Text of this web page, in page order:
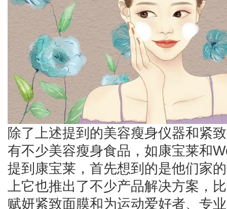
除了上述提到的美容瘦身仪器和紧
有不少美容瘦身食品，如康宝莱和
提到康宝莱，首先想到的是他们家
上它也推出了不少产品解决方案，
赋妍紧致面膜和为运动爱好者、专